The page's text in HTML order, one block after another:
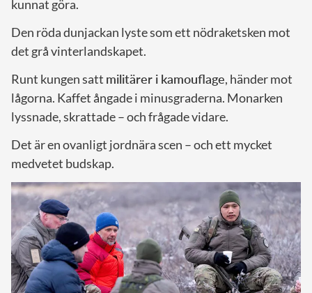
kunnat göra.
Den röda dunjackan lyste som ett nödraketsken mot
det grå vinterlandskapet.
Runt kungen satt militärer i kamouflage, händer mot
lågorna. Kaffet ångade i minusgraderna. Monarken
lyssnade, skrattade – och frågade vidare.
Det är en ovanligt jordnära scen – och ett mycket
medvetet budskap.